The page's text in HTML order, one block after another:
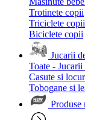
Trotinete copii
Triciclete copii
Biciclete copii
Jucarii
Toate -
Casute si
Tobogane si
Produse